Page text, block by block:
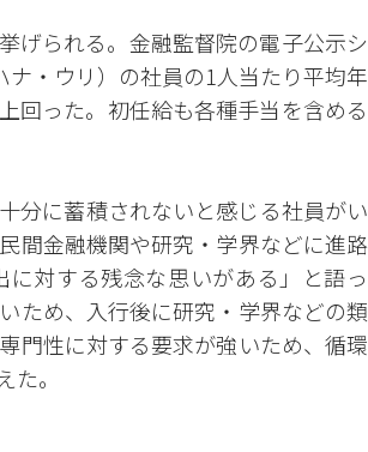
げられる。金融監督院の電子公示シ
・ウリ）の社員の1人当たり平均年
回った。初任給も各種手当を含める
分に蓄積されないと感じる社員がい
間金融機関や研究・学界などに進路
対する残念な思いがある」と語っ
ため、入行後に研究・学界などの類
門性に対する要求が強いため、循環
。